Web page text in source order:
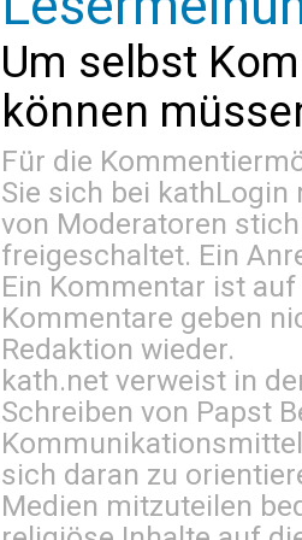
Um selbst
können
Für die
Sie sich bei kathLogin
von Moderatoren
freigeschaltet. Ein
Ein Kommentar ist
Kommentare geben
Redaktion wieder.
kath.net verweist in
Schreiben von Papst
sich daran zu
Medien mitzuteilen